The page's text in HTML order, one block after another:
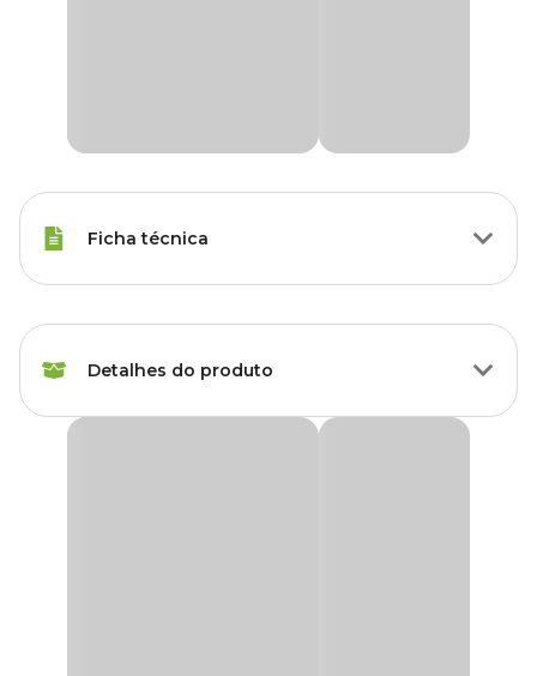
Ficha técnica
Gênero
Detalhes do produto